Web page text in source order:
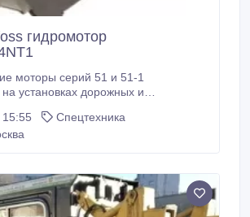
гидромотор
серий 51 и 51-1
установках дорожных и
и железнодорожной
Спецтехника